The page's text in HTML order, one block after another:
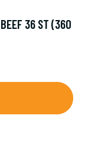
36 ST (360